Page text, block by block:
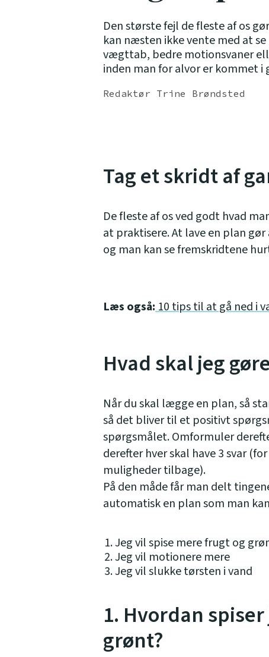
Den største fejl de fleste af os
kan næsten ikke vente med at
vægttab, bedre motionsvaner
inden man for alvor er kommet i
Redaktør Trine Brøndsted
Tag et skridt af
De fleste af os ved godt hvad
at praktisere. At lave en plan
og man kan se fremskridtene
Læs også:10 tips til at gå ned i
Hvad skal jeg
Når du skal lægge en plan, så
så det bliver til et positivt
spørgsmålet. Omformuler
derefter hver skal have 3 svar
muligheder tilbage).
På den måde får man delt
automatisk en plan som man
Jeg vil spise mere frugt og
Jeg vil motionere mere
Jeg vil slukke tørsten i vand
1. Hvordan
grønt?